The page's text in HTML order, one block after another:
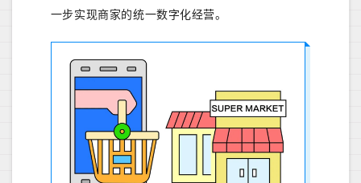
一步实现商家的统一数字化经营。